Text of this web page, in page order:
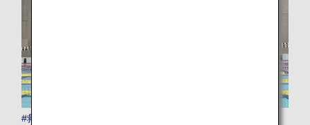
#救え！能登半島